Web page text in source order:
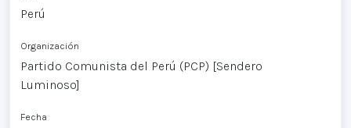
Perú
Organización
Partido Comunista del Perú (PCP) [Sendero
Luminoso]
Fecha